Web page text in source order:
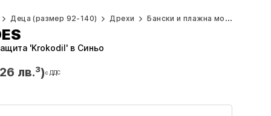
Деца (размер 92-140) Дрехи Бански и плажна мода
лв.³)с ДДС
лв.³)
'Krokodil' в Синьо